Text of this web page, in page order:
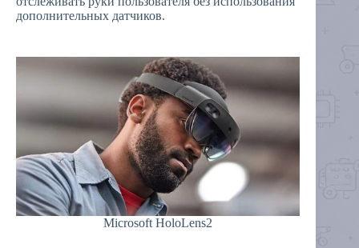
дополнительных датчиков.
Microsoft HoloLens2